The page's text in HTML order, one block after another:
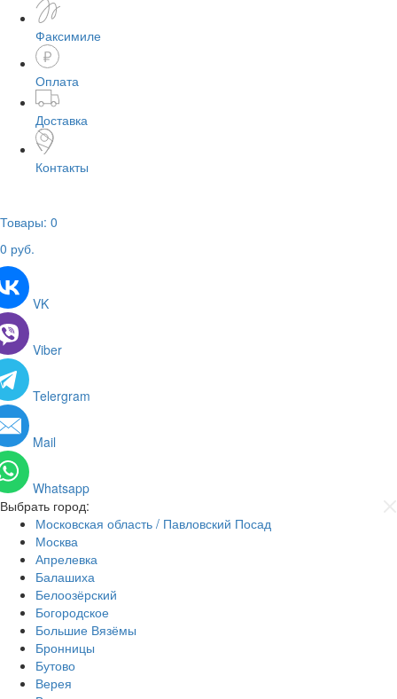
Факсимиле
Оплата
Доставка
Контакты
Товары: 0
0 руб.
VK
Viber
Telergram
Mail
Whatsapp
Выбрать город:
Московская область / Павловский Посад
Москва
Апрелевка
Балашиха
Белоозёрский
Богородское
Большие Вязёмы
Бронницы
Бутово
Верея